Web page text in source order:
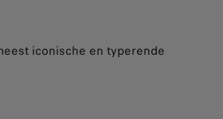
iconische en typerende